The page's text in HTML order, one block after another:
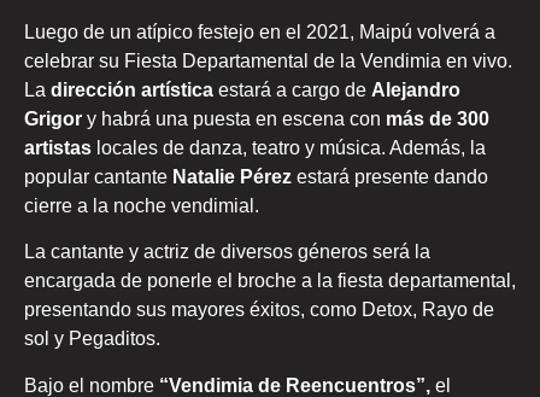
Luego de un atípico festejo en el 2021, Maipú volverá a
celebrar su Fiesta Departamental de la Vendimia en vivo.
La dirección artística estará a cargo de Alejandro
Grigor y habrá una puesta en escena con más de 300
artistas locales de danza, teatro y música. Además, la
popular cantante Natalie Pérez estará presente dando
cierre a la noche vendimial.
La cantante y actriz de diversos géneros será la
encargada de ponerle el broche a la fiesta departamental,
presentando sus mayores éxitos, como Detox, Rayo de
sol y Pegaditos.
Bajo el nombre “Vendimia de Reencuentros”, el